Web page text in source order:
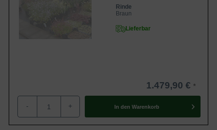
Rinde
Braun
Lieferbar
1.479,90 €
- + In den Warenkorb